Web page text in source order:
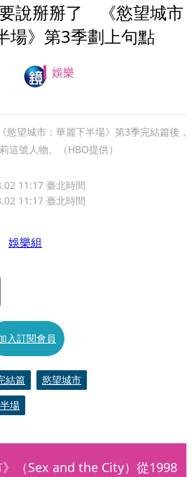
說掰掰了 《慾望城市
場》第3季劃上句點
娛樂
慾望城市：華麗下半場》第3季完結篇後，
這號人物。（HBO提供）
11:17 臺北時間
11:17 臺北時間
娛樂組
入訂閱會員
結篇
慾望城市
場
（Sex and the City）從1998